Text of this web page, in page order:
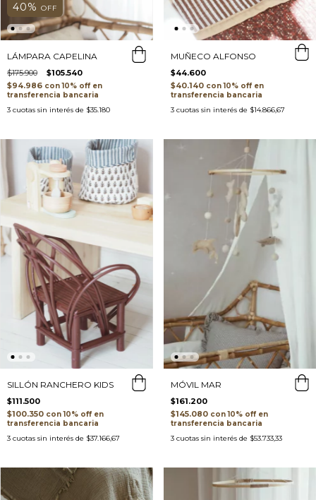
40% OFF
LÁMPARA CAPELINA
$175.900
$105.540
$94.986 con
transferencia bancaria
3 cuotas sin interés de $35.180
MUÑECO ALFONSO
$44.600
$40.140 con
transferencia bancaria
3 cuotas sin interés de $14.866,67
SILLÓN RANCHERO KIDS
$111.500
$100.350 con
transferencia bancaria
3 cuotas sin interés de $37.166,67
MÓVIL MAR
$161.200
$145.080 con
transferencia bancaria
3 cuotas sin interés de $53.733,33